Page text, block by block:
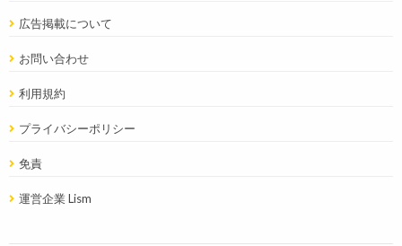
広告掲載について
お問い合わせ
利用規約
プライバシーポリシー
免責
運営企業 Lism